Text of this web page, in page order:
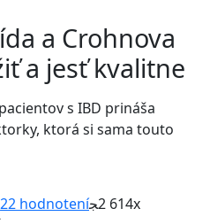
a Crohnova
a jesť kvalitne
s IBD prináša
ktorá si sama touto
22 hodnotení 2 614x